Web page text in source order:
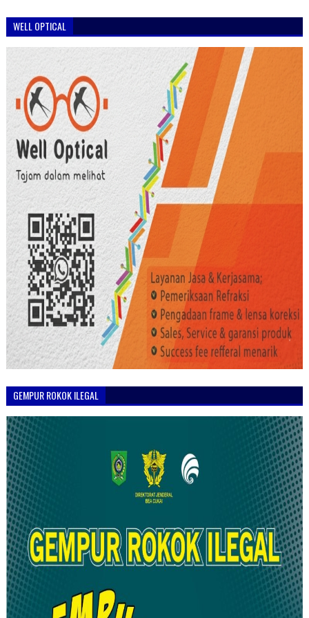
WELL OPTICAL
GEMPUR ROKOK ILEGAL